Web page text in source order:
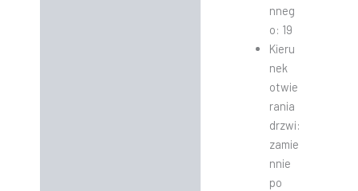
nneg
o: 19
Kieru
nek
otwie
rania
drzwi:
zamie
nnie
po